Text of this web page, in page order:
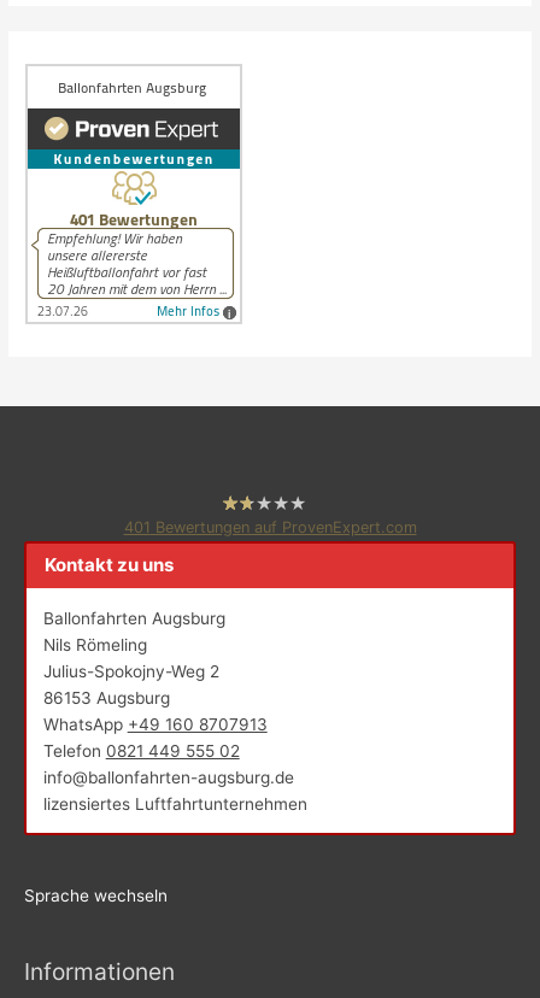
401 Bewertungen auf ProvenExpert.com
Kontakt zu uns
Ballonfahrten Augsburg
Nils Römeling
Julius-Spokojny-Weg 2
86153 Augsburg
WhatsApp +49 160 8707913
Telefon 0821 449 555 02
info@ballonfahrten-augsburg.de
lizensiertes Luftfahrtunternehmen
Sprache wechseln
Informationen